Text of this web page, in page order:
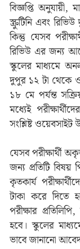
বিজ্ঞপ্তি অনুযায়ী,
স্ক্রুটিনি এবং
কিন্তু যেসব
রিভিউ এর জন্য
স্কুলের মাধ্যমে
দুপুর ১২ টা থেকে
১৮ মে পর্যন্ত
মধ্যেই
সংশ্লিষ্ট
যেসব পরীক্ষার্থী
জন্য প্রতিটি
কৃতকার্য
টাকা করে দিতে
পরীক্ষার
হবে। স্কুলের
ভাবে জানানো